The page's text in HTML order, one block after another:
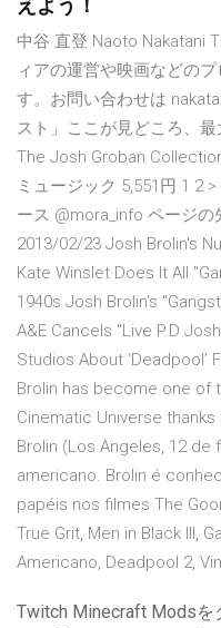
えよう！
中谷 直登 Naoto Nakatani
ィアの運営や映画などの
す。お問い合わせは
スト」ここが見どころ、
The Josh Groban
ミュージック 5,551円 1 2
ース @mora_info ページ
2013/02/23 Josh Brolin's
Kate Winslet Does It All
1940s Josh Brolin's
A&E Cancels "Live P.D
Studios About ‘Deadpool’
Brolin has become one of
Cinematic Universe
Brolin (Los Angeles, 12
americano. Brolin é
papéis nos filmes The
True Grit, Men in Black III,
Americano, Deadpool 2,
Twitch Minecraft Modsを